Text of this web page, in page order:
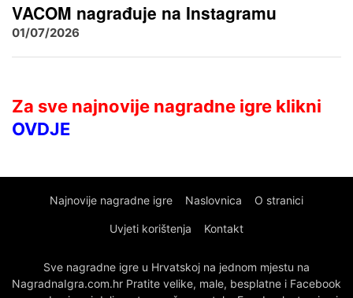
VACOM nagrađuje na Instagramu
01/07/2026
Za sve najnovije nagradne igre klikni
OVDJE
Najnovije nagradne igre Naslovnica O stranici
Uvjeti korištenja Kontakt
Sve nagradne igre u Hrvatskoj na jednom mjestu na
NagradnaIgra.com.hr Pratite velike, male, besplatne i Facebook